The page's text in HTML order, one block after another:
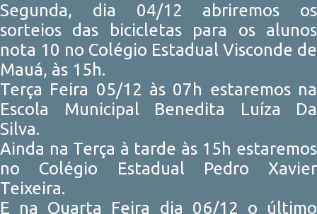
Segunda, dia 04/12 abriremos os
sorteios das bicicletas para os alunos
nota 10 no Colégio Estadual Visconde de
Mauá, às 15h.
Terça Feira 05/12 às 07h estaremos na
Escola Municipal Benedita Luíza Da
Silva.
Ainda na Terça à tarde às 15h estaremos
no Colégio Estadual Pedro Xavier
Teixeira.
E na Quarta Feira dia 06/12 o último